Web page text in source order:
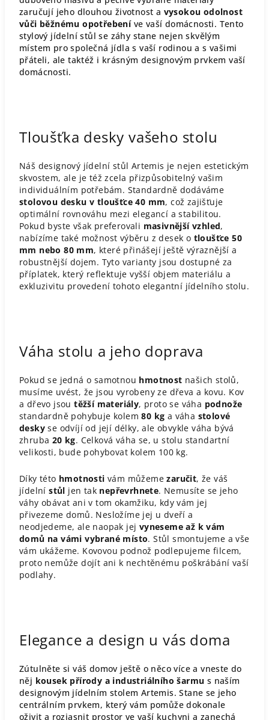
zaručují jeho dlouhou životnost a vysokou odolnost
vůči běžnému opotřebeníve vaší domácnosti. Tento
stylový jídelní stůl se záhy stane nejen skvělým
místem pro společná jídla s vaší rodinou a s vašimi
přáteli, ale taktéž i krásným designovým prvkem vaší
domácnosti.
Tloušťka desky vašeho stolu
Náš designový jídelní stůl Artemis je nejen estetickým
skvostem, ale je též zcela přizpůsobitelný vašim
individuálním potřebám. Standardně dodáváme
stolovou desku v tloušťce 40 mm, což zajišťuje
optimální rovnováhu mezi elegancí a stabilitou.
Pokud byste však preferovali masivnější vzhled,
nabízíme také možnost výběru z desek o tloušťce 50
mm nebo 80 mm, které přinášejí ještě výraznější a
robustnější dojem. Tyto varianty jsou dostupné za
příplatek, který reflektuje vyšší objem materiálu a
exkluzivitu provedení tohoto elegantní jídelního stolu.
Váha stolu a jeho doprava
Pokud se jedná o samotnou hmotnost našich stolů,
musíme uvést, že jsou vyrobeny ze dřeva a kovu. Kov
a dřevo jsou těžší materiály, proto se váha podnože
standardně pohybuje kolem80 kg a váha stolové
desky se odvíjí od její délky, ale obvykle váha bývá
zhruba 20 kg. Celková váha se, u stolu standartní
velikosti, bude pohybovat kolem 100 kg.
Díky této hmotnosti vám můžemezaručit, že váš
jídelnístůl jen tak nepřevrhnete. Nemusíte se jeho
váhy obávat ani v tom okamžiku, kdy vám jej
přivezeme domů. Nesložíme jej u dveří a
neodjedeme, ale naopak jej vyneseme až k vám
domů na vámi vybrané místo. Stůl smontujeme a vše
vám ukážeme. Kovovou podnož podlepujeme filcem,
proto nemůže dojít ani k nechtěnému poškrábání vaší
podlahy.
Elegance a design u vás doma
Zútulněte si váš domov ještě o něco více a vneste do
něj kousek přírody a industriálního šarmu s naším
designovým jídelním stolem Artemis. Stane se jeho
centrálním prvkem, který vám pomůže dokonale
oživit a rozjasnit prostor ve vaší kuchyni a zanechá